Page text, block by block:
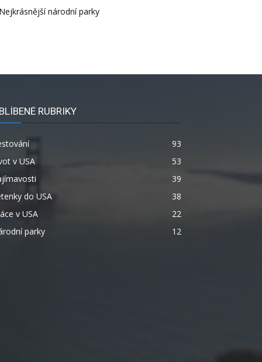
národní parky
RUBRIKY
93
v USA
53
39
do USA
38
v USA
22
parky
12